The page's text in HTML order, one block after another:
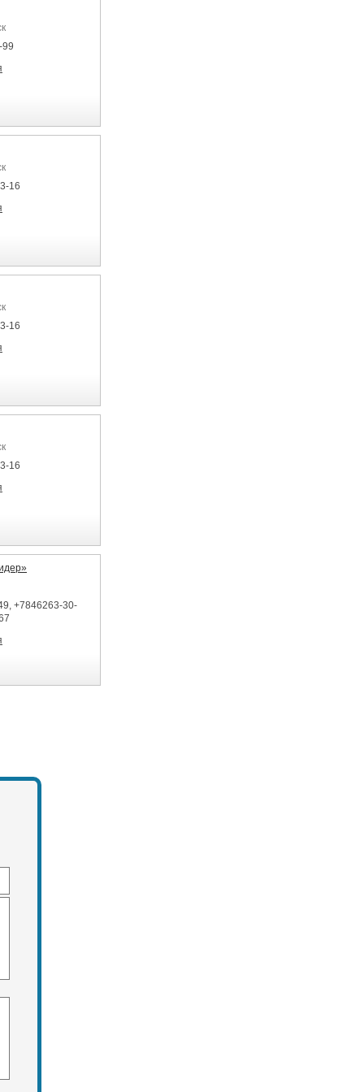
99
16
16
16
+7846263-30-